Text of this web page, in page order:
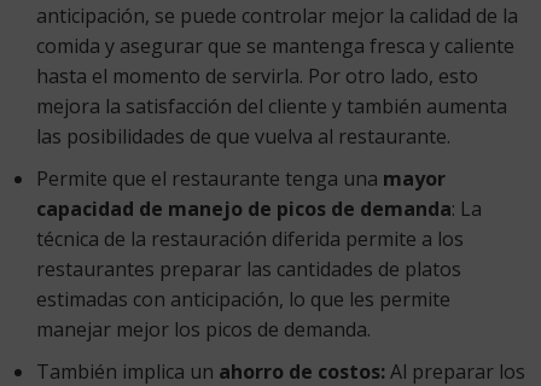
anticipación, se puede controlar mejor la calidad de la
comida y asegurar que se mantenga fresca y caliente
hasta el momento de servirla. Por otro lado, esto
mejora la satisfacción del cliente y también aumenta
las posibilidades de que vuelva al restaurante.
Permite que el restaurante tenga una mayor
capacidad de manejo de picos de demanda: La
técnica de la restauración diferida permite a los
restaurantes preparar las cantidades de platos
estimadas con anticipación, lo que les permite
manejar mejor los picos de demanda.
También implica un ahorro de costos:Al preparar los